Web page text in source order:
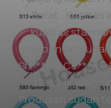
Berat : Kualitas
kualitas
balloon art
Sh***an, Ce***ex,
1.8-1.9 gr lebih
Produsen sudah